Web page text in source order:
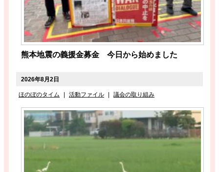
熊本地震の義援金募金 今日から始めました
2026年8月2日
ほのぼのタイム 活動ファイル 議会の取り組み